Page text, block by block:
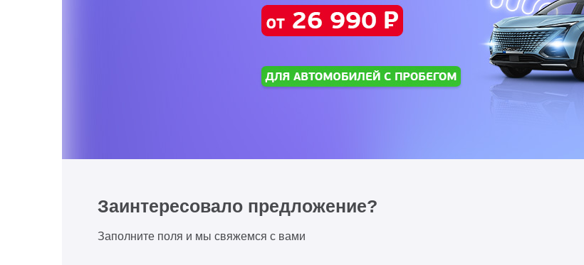
Заинтересовало предложение?
Заполните поля и мы свяжемся с вами